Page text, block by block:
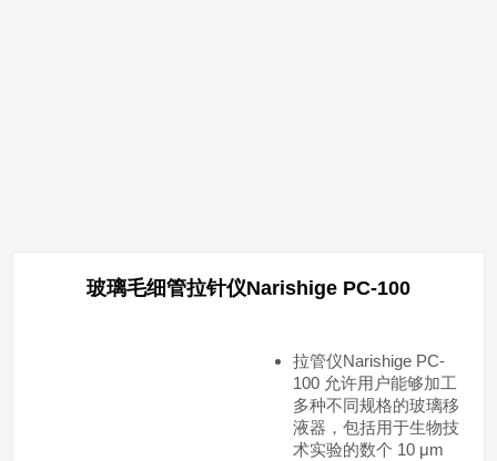
玻璃毛细管拉针仪Narishige PC-100
拉管仪Narishige PC-
100 允许用户能够加工
多种不同规格的玻璃移
液器，包括用于生物技
术实验的数个 10 μm